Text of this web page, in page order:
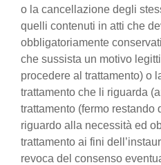
o la cancellazione degli
quelli contenuti in atti che
obbligatoriamente
che sussista un motivo
procedere al trattamento) o
trattamento che li riguarda
trattamento (fermo restando
riguardo alla necessità ed
trattamento ai fini
revoca del consenso